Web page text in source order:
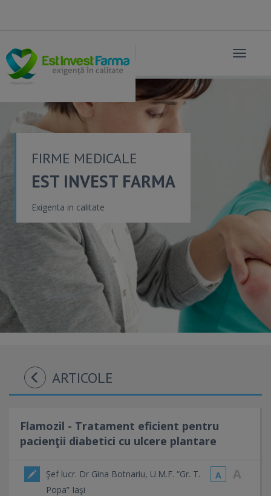
Toggle
FIRME MEDICALE
EST INVEST FARMA
Exigenta in calitate
ARTICOLE
Flamozil - Tratament eficient pentru
pacienţii diabetici cu ulcere plantare
Şef lucr. Dr Gina Botnariu, U.M.F. “Gr. T.
Popa” Iaşi
A
A